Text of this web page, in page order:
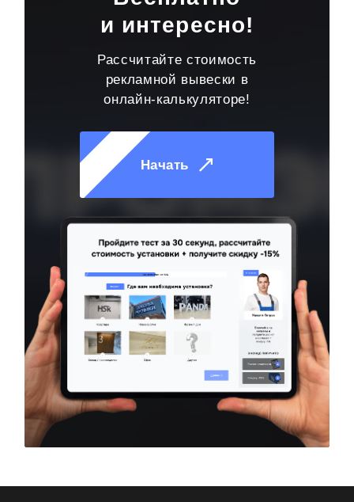
компанией заказчика без его участия — сами
буквы из жидкого акрила – 3 года.
Отправьте ваш проект объемных букв из жидкого
kp@rpkluxexpo.ru.
и интересно!
Рассчитайте стоимость
рекламной вывески в
онлайн-калькуляторе!
Начать